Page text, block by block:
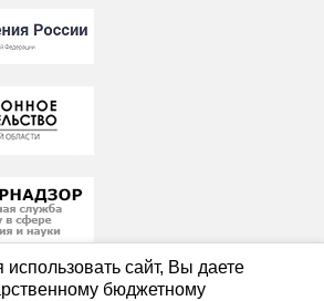
сайт, Вы даете
бюджетному